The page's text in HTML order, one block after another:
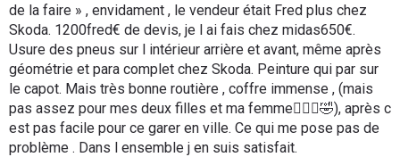
de la faire » , envidament , le vendeur était Fred plus chez
Skoda. 1200fred€ de devis, je l ai fais chez midas650€.
Usure des pneus sur l intérieur arrière et avant, même après
géométrie et para complet chez Skoda. Peinture qui par sur
le capot. Mais très bonne routière , coffre immense , (mais
pas assez pour mes deux filles et ma femme🤦🏻‍♂️🤣), après c
est pas facile pour ce garer en ville. Ce qui me pose pas de
problème . Dans l ensemble j en suis satisfait.